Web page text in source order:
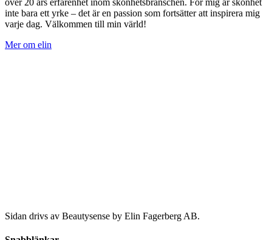
inte bara ett yrke – det är en passion som fortsätter att inspirera mig
varje dag. Välkommen till min värld!
Mer om elin
Sidan drivs av Beautysense by Elin Fagerberg AB.